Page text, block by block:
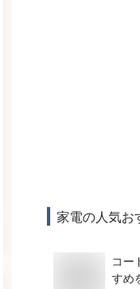
家電の人気お
コー
すめ